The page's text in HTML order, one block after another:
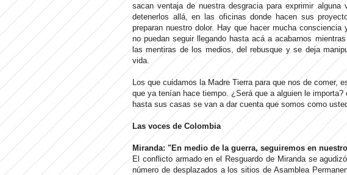
sacan ventaja de nuestra desgracia para exprimir
detenerlos allá, en las oficinas donde hacen sus
preparan nuestro dolor. Hay que hacer mucha
no puedan seguir llegando hasta acá a acabarnos
las mentiras de los medios, del rebusque y se deja
vida.
Los que cuidamos la Madre Tierra para que nos de comer,
que ya tenían hace tiempo. ¿Será que a alguien le
hasta sus casas se van a dar cuenta que somos como
Las voces de Colombia
Miranda: "En medio de la guerra, seguiremos en
El conflicto armado en el Resguardo de Miranda se
número de desplazados a los sitios de Asamblea